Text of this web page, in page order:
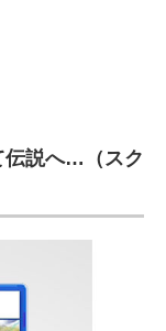
伝説へ…（スク